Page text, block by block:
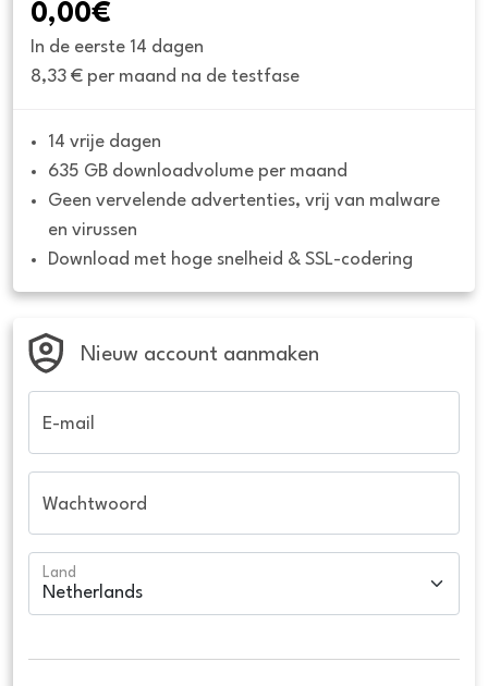
0,00€
In de eerste 14 dagen
8,33 € per maand na de testfase
14 vrije dagen
635 GB downloadvolume per maand
Geen vervelende advertenties, vrij van malware
en virussen
Download met hoge snelheid & SSL-codering
Nieuw account aanmaken
E-mail
Wachtwoord
Land